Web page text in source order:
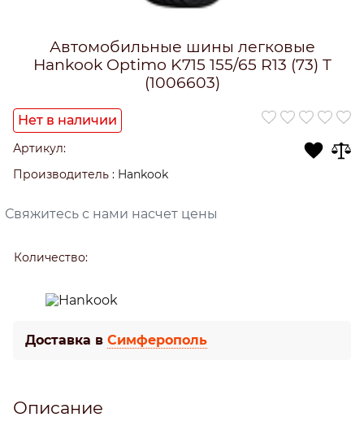
Автомобильные шины легковые
Hankook Optimo K715 155/65 R13 (73) T
(1006603)
Нет в наличии
Артикул:
Производитель : Hankook
Свяжитесь с нами насчет цены
Количество:
Доставка в Симферополь
Описание